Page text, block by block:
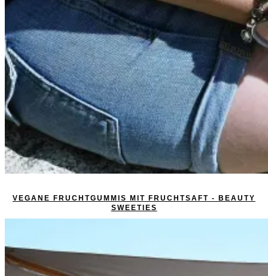
VEGANE FRUCHTGUMMIS MIT FRUCHTSAFT - BEAUTY
SWEETIES